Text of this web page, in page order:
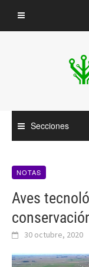
contenido
Secciones
NOTAS
Aves
30 octubre, 2020